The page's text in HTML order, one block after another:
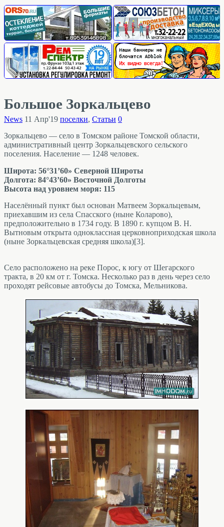
Большое Зоркальцево
News 11 Апр'19 поселки, Статьи 0
Зоркальцево — село в Томском районе Томской области,
административный центр Зоркальцевского сельского
поселения. Население — 1248 человек.
Широта: 56°31’60» Северной Широты
Долгота: 84°43’60» Восточной Долготы
Высота над уровнем моря: 115
Населённый пункт был основан Матвеем Зоркальцевым,
приехавшим из села Спасского (ныне Коларово),
предположительно в 1734 году. В 1890 г. купцом В. Н.
Вытновым открыта одноклассная церковноприходская школа
(ныне Зоркальцевская средняя школа)[3].
Село расположено на реке Порос, к югу от Шегарского
тракта, в 20 км от г. Томска. Несколько раз в день через село
проходят рейсовые автобусы до Томска, Мельникова.